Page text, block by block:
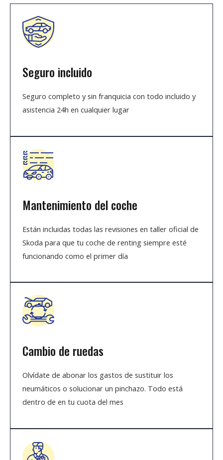
Seguro incluido
Seguro completo y sin franquicia con todo incluido y
asistencia 24h en cualquier lugar
Mantenimiento del coche
Están incluidas todas las revisiones en taller oficial de
Skoda para que tu coche de renting siempre esté
funcionando como el primer día
Cambio de ruedas
Olvídate de abonar los gastos de sustituir los
neumáticos o solucionar un pinchazo. Todo está
dentro de en tu cuota del mes